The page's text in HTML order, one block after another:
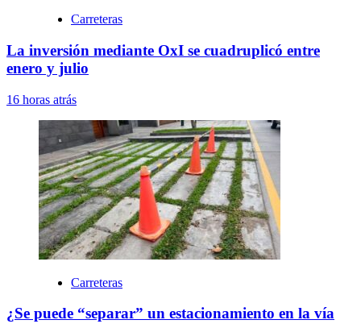
Carreteras
La inversión mediante OxI se cuadruplicó entre
enero y julio
16 horas atrás
Carreteras
¿Se puede “separar” un estacionamiento en la vía